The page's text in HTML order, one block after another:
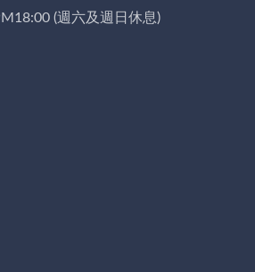
(週六及週日休息)